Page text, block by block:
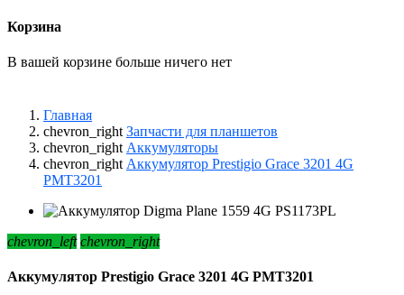
Корзина
В вашей корзине больше ничего нет
Главная
chevron_right Запчасти для планшетов
chevron_right Аккумуляторы
chevron_right Аккумулятор Prestigio Grace 3201 4G
PMT3201
chevron_left chevron_right
Аккумулятор Prestigio Grace 3201 4G PMT3201